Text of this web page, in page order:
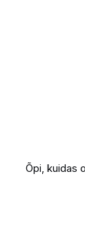
Õpi, kuidas